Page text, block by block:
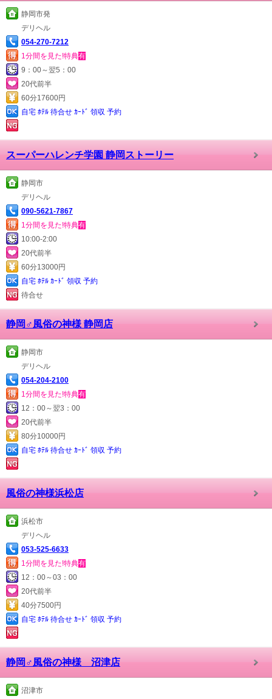
静岡市発
デリヘル
054-270-7212
1分間を見た!特典有
9：00～翌5：00
20代前半
60分17600円
自宅 ﾎﾃﾙ 待合せ ｶｰﾄﾞ 領収 予約
スーパーハレンチ学園 静岡ストーリー
静岡市
デリヘル
090-5621-7867
1分間を見た!特典有
10:00-2:00
20代前半
60分13000円
自宅 ﾎﾃﾙ ｶｰﾄﾞ 領収 予約
待合せ
静岡♂風俗の神様 静岡店
静岡市
デリヘル
054-204-2100
1分間を見た!特典有
12：00～翌3：00
20代前半
80分10000円
自宅 ﾎﾃﾙ 待合せ ｶｰﾄﾞ 領収 予約
風俗の神様浜松店
浜松市
デリヘル
053-525-6633
1分間を見た!特典有
12：00～03：00
20代前半
40分7500円
自宅 ﾎﾃﾙ 待合せ ｶｰﾄﾞ 領収 予約
静岡♂風俗の神様 沼津店
沼津市